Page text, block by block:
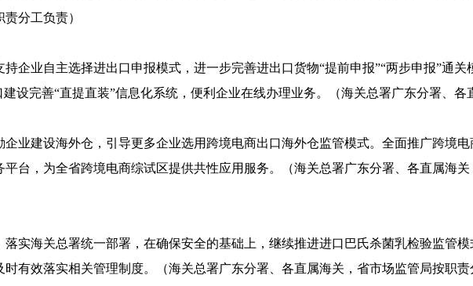
分工负责）
持企业自主选择进出口申报模式，进一步完善进出口货物“提前申报”“两步申报”通
设完善“直提直装”信息化系统，便利企业在线办理业务。（海关总署广东分署、各
企业建设海外仓，引导更多企业选用跨境电商出口海外仓监管模式。全面推广跨境
台，为全省跨境电商综试区提供共性应用服务。（海关总署广东分署、各直属海
落实海关总署统一部署，在确保安全的基础上，继续推进进口巴氏杀菌乳检验监管
有效落实相关管理制度。（海关总署广东分署、各直属海关，省市场监管局按职责